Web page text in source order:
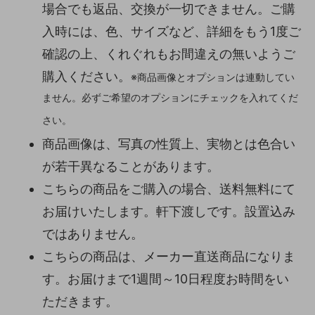
場合でも返品、交換が一切できません。ご購
入時には、色、サイズなど、詳細をもう1度ご
確認の上、くれぐれもお間違えの無いようご
購入ください。
※商品画像とオプションは連動してい
ません。必ずご希望のオプションにチェックを入れてくだ
さい。
商品画像は、写真の性質上、実物とは色合い
が若干異なることがあります。
こちらの商品をご購入の場合、送料無料にて
お届けいたします。軒下渡しです。設置込み
ではありません。
こちらの商品は、メーカー直送商品になりま
す。お届けまで1週間～10日程度お時間をい
ただきます。